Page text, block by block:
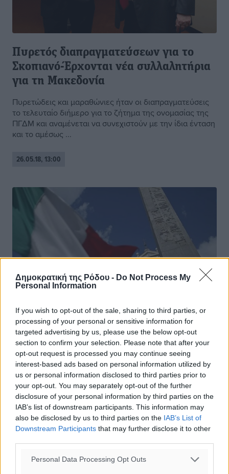
Δημοκρατική της Ρόδου - Do Not Process My
Personal Information
If you wish to opt-out of the sale, sharing to third parties, or
processing of your personal or sensitive information for
targeted advertising by us, please use the below opt-out
section to confirm your selection. Please note that after your
opt-out request is processed you may continue seeing
interest-based ads based on personal information utilized by
us or personal information disclosed to third parties prior to
your opt-out. You may separately opt-out of the further
disclosure of your personal information by third parties on the
IAB’s list of downstream participants. This information may
also be disclosed by us to third parties on the IAB’s List of
Downstream Participants that may further disclose it to other
Personal Data Processing Opt Outs
Πυρετός διαπραγματεύσεων για το
Σκοπιανό-Έρχονται νέα συλλαλητήρια
για τη Μακεδονία
Πυρετώδεις και μαραθώνιες ήταν οι διαπραγματεύσεις
το τελευταίο διήμερο για το ζήτημα της ονομασίας της
ΠΓΔΜ και αναμένεται να συνεχιστούν με την ίδια ένταση
και το αμέσως ...
26.05.18, 13:00
Spiegel: Αν η Ελλάδα ήταν ο
εκρηκτικός μηχανισμός, η Ιταλία είναι
η πυρηνική βόμβα
«Στην πραγματικότητα η επίθεση από τη Ρώμηείναι
θρασύτερη και πιο επικίνδυνη (ενν. από εκείνη της
Ελλάδας). Είναι πιο επικίνδυνη, γιατί η Ιταλία, σε
αντίθεση με την πολύ ...